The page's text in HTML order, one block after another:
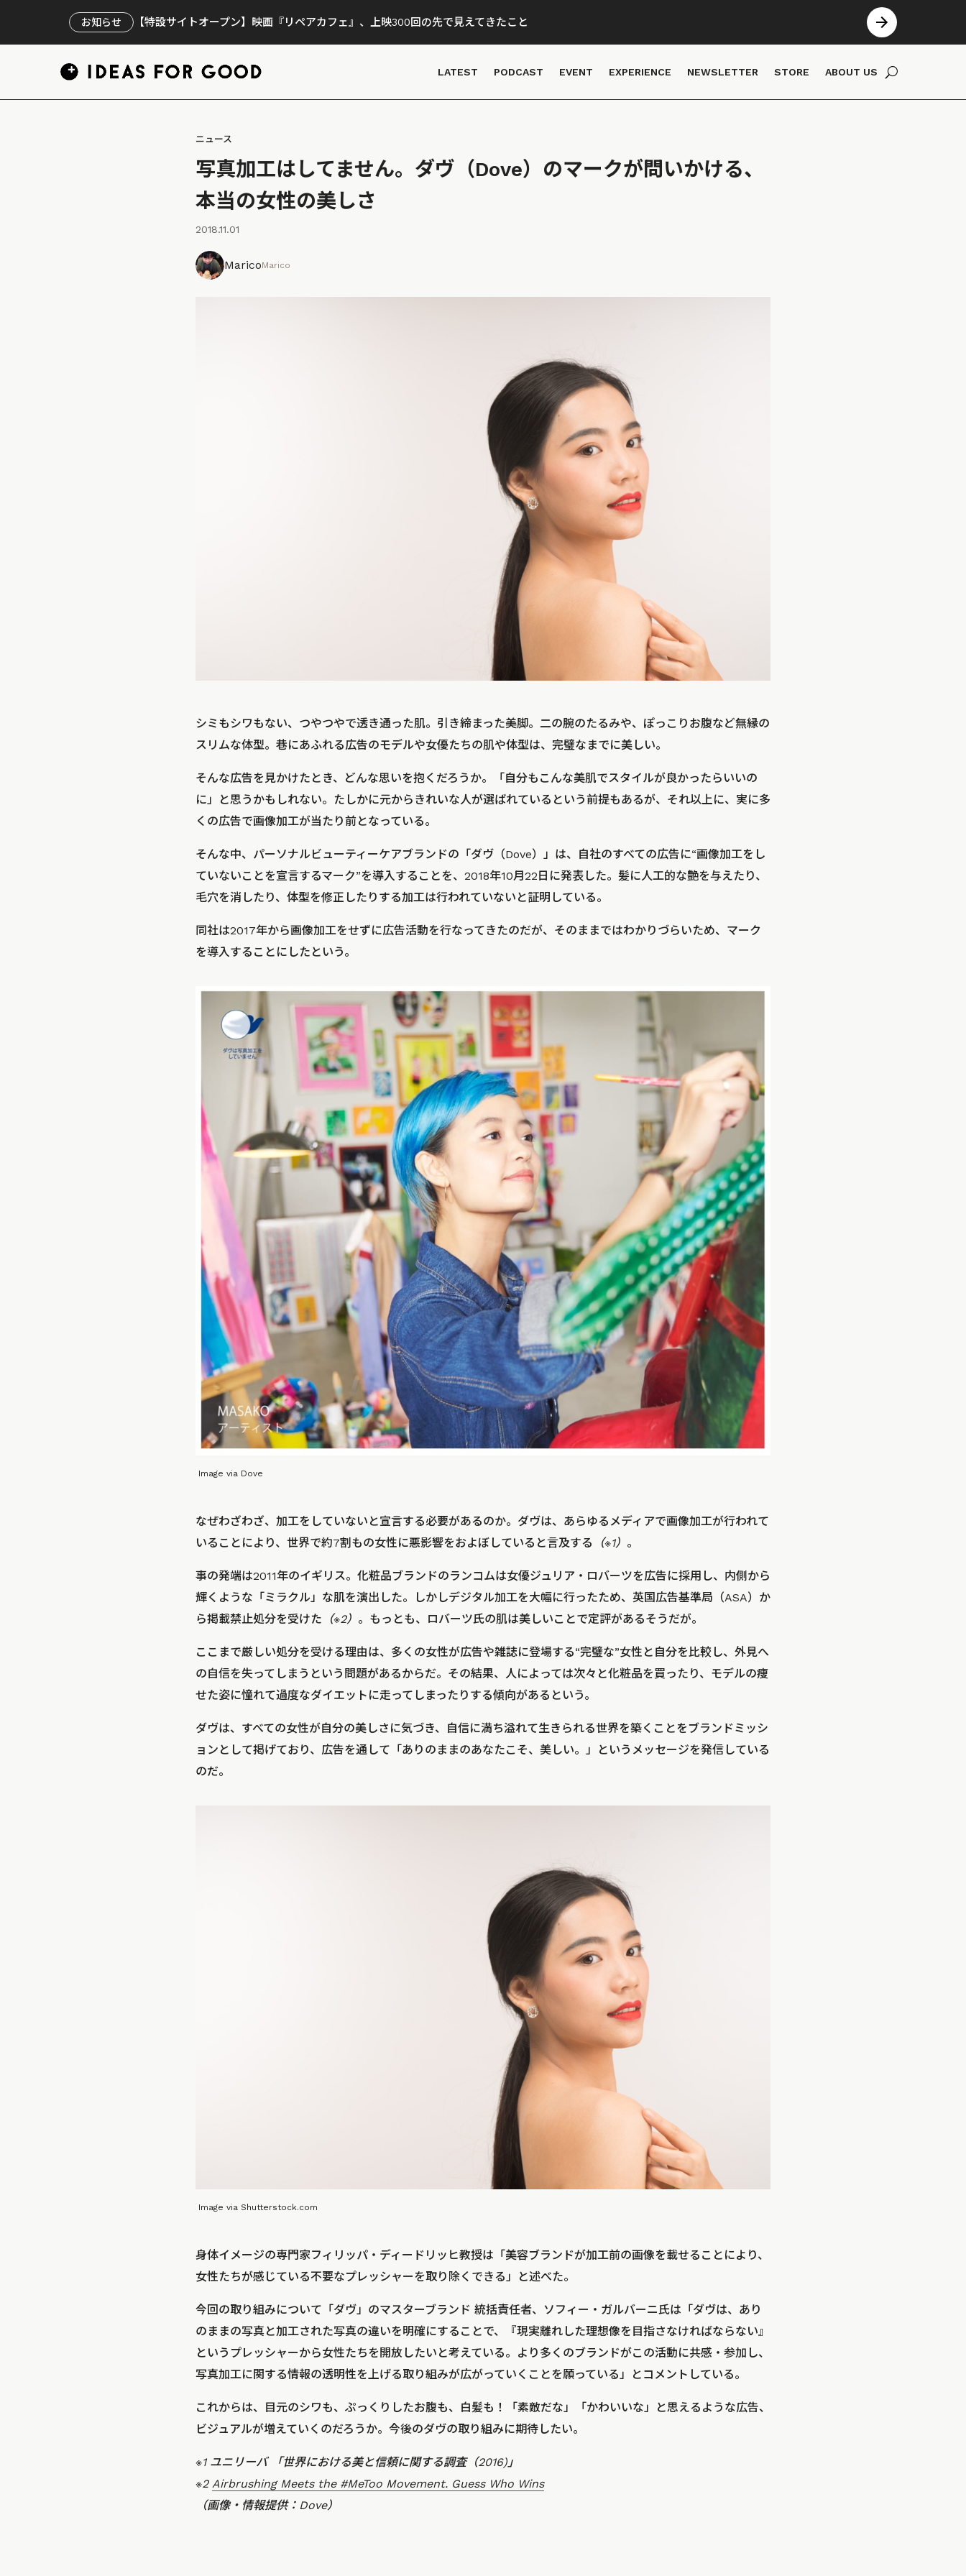
お知らせ 【特設サイトオープン】映画『リペアカフェ』、上映300回の先で見えてきたこと
LATEST PODCAST EVENT EXPERIENCE NEWSLETTER STORE ABOUT US
ニュース
写真加工はしてません。ダヴ（Dove）のマークが問いかける、
本当の女性の美しさ
2018.11.01
MaricoMarico
シミもシワもない、つやつやで透き通った肌。引き締まった美脚。二の腕のたるみや、ぽっこりお腹など無縁の
スリムな体型。巷にあふれる広告のモデルや女優たちの肌や体型は、完璧なまでに美しい。
そんな広告を見かけたとき、どんな思いを抱くだろうか。「自分もこんな美肌でスタイルが良かったらいいの
に」と思うかもしれない。たしかに元からきれいな人が選ばれているという前提もあるが、それ以上に、実に多
くの広告で画像加工が当たり前となっている。
そんな中、パーソナルビューティーケアブランドの「ダヴ（Dove）」は、自社のすべての広告に“画像加工をし
ていないことを宣言するマーク”を導入することを、2018年10月22日に発表した。髪に人工的な艶を与えたり、
毛穴を消したり、体型を修正したりする加工は行われていないと証明している。
同社は2017年から画像加工をせずに広告活動を行なってきたのだが、そのままではわかりづらいため、マーク
を導入することにしたという。
Image via Dove
なぜわざわざ、加工をしていないと宣言する必要があるのか。ダヴは、あらゆるメディアで画像加工が行われて
いることにより、世界で約7割もの女性に悪影響をおよぼしていると言及する
（※1） 。
事の発端は2011年のイギリス。化粧品ブランドのランコムは女優ジュリア・ロバーツを広告に採用し、内側から
輝くような「ミラクル」な肌を演出した。しかしデジタル加工を大幅に行ったため、英国広告基準局（ASA）か
ら掲載禁止処分を受けた （※2） 。もっとも、ロバーツ氏の肌は美しいことで定評があるそうだが。
ここまで厳しい処分を受ける理由は、多くの女性が広告や雑誌に登場する“完璧な”女性と自分を比較し、外見へ
の自信を失ってしまうという問題があるからだ。その結果、人によっては次々と化粧品を買ったり、モデルの痩
せた姿に憧れて過度なダイエットに走ってしまったりする傾向があるという。
ダヴは、すべての女性が自分の美しさに気づき、自信に満ち溢れて生きられる世界を築くことをブランドミッシ
ョンとして掲げており、広告を通して「ありのままのあなたこそ、美しい。」というメッセージを発信している
のだ。
Image via Shutterstock.com
身体イメージの専門家フィリッパ・ディードリッヒ教授は「美容ブランドが加工前の画像を載せることにより、
女性たちが感じている不要なプレッシャーを取り除くできる」と述べた。
今回の取り組みについて「ダヴ」のマスターブランド 統括責任者、ソフィー・ガルバーニ氏は「ダヴは、あり
のままの写真と加工された写真の違いを明確にすることで、『現実離れした理想像を目指さなければならない』
というプレッシャーから女性たちを開放したいと考えている。より多くのブランドがこの活動に共感・参加し、
写真加工に関する情報の透明性を上げる取り組みが広がっていくことを願っている」とコメントしている。
これからは、目元のシワも、ぷっくりしたお腹も、白髪も！「素敵だな」「かわいいな」と思えるような広告、
ビジュアルが増えていくのだろうか。今後のダヴの取り組みに期待したい。
※1 ユニリーバ 「世界における美と信頼に関する調査（2016)」
※2 Airbrushing Meets the #MeToo Movement. Guess Who Wins
（画像・情報提供：Dove）